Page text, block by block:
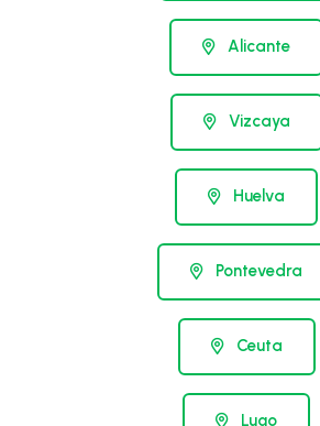
Alicante
Vizcaya
Huelva
Pontevedra
Ceuta
Lugo